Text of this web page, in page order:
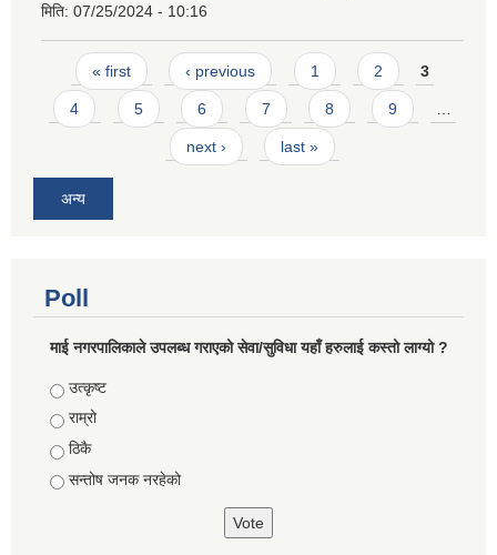
मिति: 07/25/2024 - 10:16
Pages
« first ‹ previous 1 2 3
4 5 6 7 8 9 …
next › last »
अन्य
Poll
माई नगरपालिकाले उपलब्ध गराएको सेवा/सुविधा यहाँ हरुलाई कस्तो लाग्यो ?
Choices
उत्कृष्ट
राम्रो
ठिकै
सन्तोष जनक नरहेको